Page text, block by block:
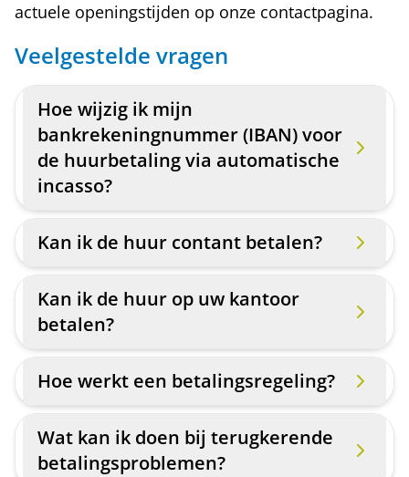
actuele openingstijden op onze contactpagina.
Veelgestelde vragen
Hoe wijzig ik mijn
bankrekeningnummer (IBAN) voor
de huurbetaling via automatische
incasso?
Kan ik de huur contant betalen?
Kan ik de huur op uw kantoor
betalen?
Hoe werkt een betalingsregeling?
Wat kan ik doen bij terugkerende
betalingsproblemen?